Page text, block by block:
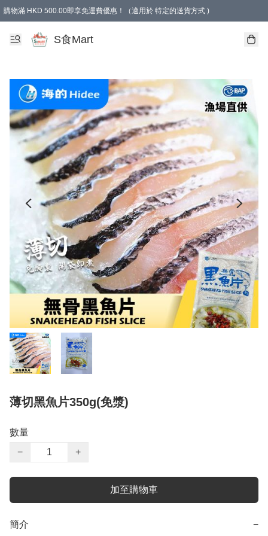
購物滿 HKD 500.00即享免運費優惠！（適用於 特定的送貨方式 )
S食Mart
薄切黑魚片350g(免漿)
數量
−
+
加至購物車
簡介 −